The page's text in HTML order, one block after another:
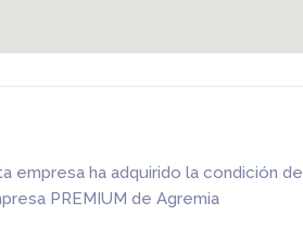
empresa ha adquirido la condición de
PREMIUM de Agremia